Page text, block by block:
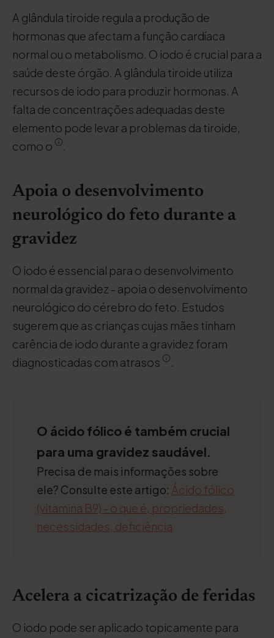
A glândula tiroide regula a produção de
hormonas que afectam a função cardíaca
normal ou o metabolismo. O iodo é crucial para a
saúde deste órgão. A glândula tiroide utiliza
recursos de iodo para produzir hormonas. A
falta de concentrações adequadas deste
elemento pode levar a problemas da tiroide,
como o
.
Apoia o desenvolvimento
neurológico do feto durante a
gravidez
O iodo é essencial para o desenvolvimento
normal da gravidez - apoia o desenvolvimento
neurológico do cérebro do feto. Estudos
sugerem que as crianças cujas mães tinham
carência de iodo durante a gravidez foram
diagnosticadas com atrasos
.
O ácido fólico é também crucial
para uma gravidez saudável.
Precisa de mais informações sobre
ele? Consulte este artigo: Ácido fólico
(vitamina B9) - o que é, propriedades,
necessidades, deficiência
Acelera a cicatrização de feridas
O iodo pode ser aplicado topicamente para